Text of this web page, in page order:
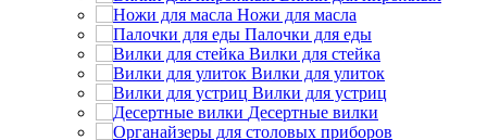
Ножи для масла
Палочки для еды
Вилки для стейка
Вилки для улиток
Вилки для устриц
Десертные вилки